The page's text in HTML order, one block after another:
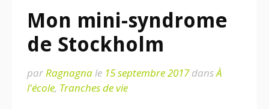
Mon mini-syndrome
de Stockholm
parRagnagnale 15 septembre 2017dansÀ
l'école, Tranches de vie